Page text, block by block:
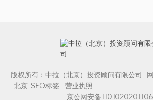
版权所有：中拉（北京）投资顾问有限公司
北京 SEO标签
营业执照
京公网安备